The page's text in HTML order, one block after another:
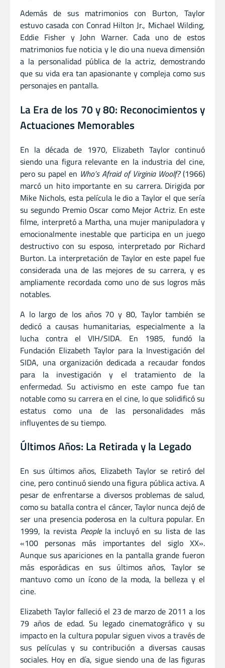
Además de sus matrimonios con Burton, Taylor
estuvo casada con Conrad Hilton Jr., Michael Wilding,
Eddie Fisher y John Warner. Cada uno de estos
matrimonios fue noticia y le dio una nueva dimensión
a la personalidad pública de la actriz, demostrando
que su vida era tan apasionante y compleja como sus
personajes en pantalla.
La Era de los 70 y 80: Reconocimientos y
Actuaciones Memorables
En la década de 1970, Elizabeth Taylor continuó
siendo una figura relevante en la industria del cine,
pero su papel en Who’s Afraid of Virginia Woolf?(1966)
marcó un hito importante en su carrera. Dirigida por
Mike Nichols, esta película le dio a Taylor el que sería
su segundo Premio Oscar como Mejor Actriz. En este
filme, interpretó a Martha, una mujer manipuladora y
emocionalmente inestable que participa en un juego
destructivo con su esposo, interpretado por Richard
Burton. La interpretación de Taylor en este papel fue
considerada una de las mejores de su carrera, y es
ampliamente recordada como uno de sus logros más
notables.
A lo largo de los años 70 y 80, Taylor también se
dedicó a causas humanitarias, especialmente a la
lucha contra el VIH/SIDA. En 1985, fundó la
Fundación Elizabeth Taylor para la Investigación del
SIDA, una organización dedicada a recaudar fondos
para la investigación y el tratamiento de la
enfermedad. Su activismo en este campo fue tan
notable como su carrera en el cine, lo que solidificó su
estatus como una de las personalidades más
influyentes de su tiempo.
Últimos Años: La Retirada y la Legado
En sus últimos años, Elizabeth Taylor se retiró del
cine, pero continuó siendo una figura pública activa. A
pesar de enfrentarse a diversos problemas de salud,
como su batalla contra el cáncer, Taylor nunca dejó de
ser una presencia poderosa en la cultura popular. En
1999, la revista Peoplela incluyó en su lista de las
«100 personas más importantes del siglo XX».
Aunque sus apariciones en la pantalla grande fueron
más esporádicas en sus últimos años, Taylor se
mantuvo como un ícono de la moda, la belleza y el
cine.
Elizabeth Taylor falleció el 23 de marzo de 2011 a los
79 años de edad. Su legado cinematográfico y su
impacto en la cultura popular siguen vivos a través de
sus películas y su contribución a diversas causas
sociales. Hoy en día, sigue siendo una de las figuras